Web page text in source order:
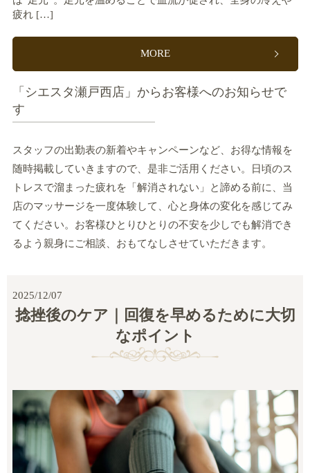
疲れ […]
MORE
「シエスタ瀬戸西店」からお客様へのお知らせで
す
スタッフの出勤表の新着やキャンペーンなど、お得な情報を
随時掲載していきますので、是非ご活用ください。日頃のス
トレスで溜まった疲れを「解消されない」と諦める前に、当
店のマッサージを一度体験して、心と身体の変化を感じてみ
てください。お客様ひとりひとりの不安を少しでも解消でき
るよう親身にご相談、おもてなしさせていただきます。
2025/12/07
捻挫後のケア｜回復を早めるために大切
なポイント